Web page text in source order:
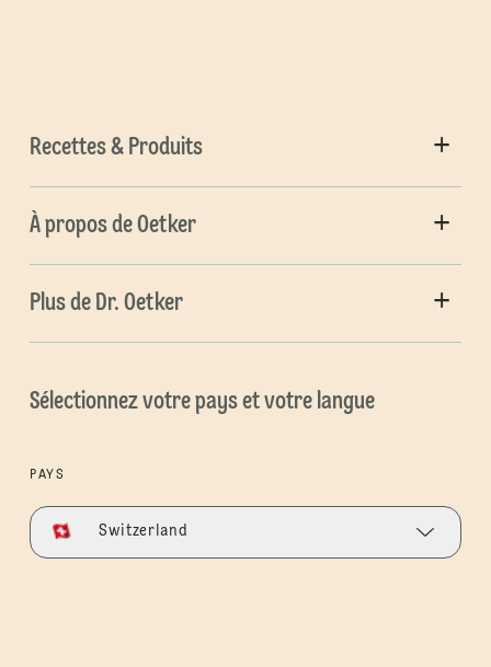
Recettes & Produits
À propos de Oetker
Plus de Dr. Oetker
Sélectionnez votre pays et votre langue
PAYS
Switzerland